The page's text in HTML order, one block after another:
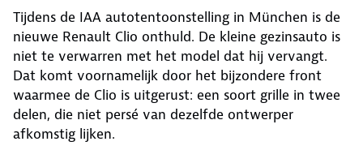
Tijdens de IAA autotentoonstelling in München is de
nieuwe Renault Clio onthuld. De kleine gezinsauto is
niet te verwarren met het model dat hij vervangt.
Dat komt voornamelijk door het bijzondere front
waarmee de Clio is uitgerust: een soort grille in twee
delen, die niet persé van dezelfde ontwerper
afkomstig lijken.